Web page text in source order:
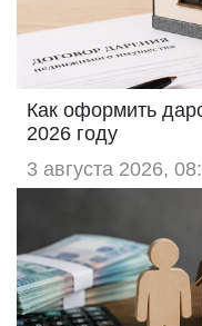
Как оформить
2026 году
3 августа 2026,